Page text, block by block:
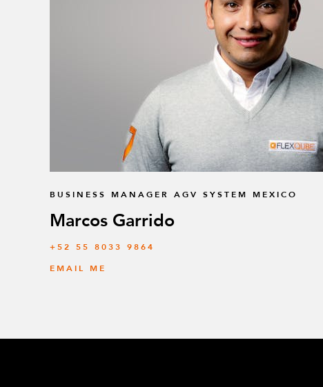
BUSINESS MANAGER AGV SYSTEM MEXICO
Marcos Garrido
+52 55 8033 9864
EMAIL ME